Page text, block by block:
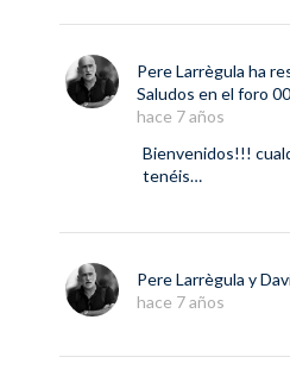
Pere Larrègula ha
Saludos en el foro
hace 7 años
Bienvenidos!!!
tenéis…
Pere Larrègula y
hace 7 años